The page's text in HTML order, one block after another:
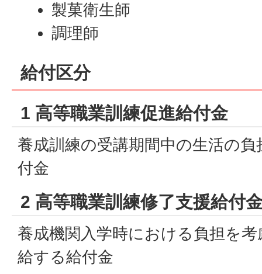
製菓衛生師
調理師
給付区分
1 高等職業訓練促進給付金
養成訓練の受講期間中の生活の
付金
2 高等職業訓練修了支援給付
養成機関入学時における負担を
給する給付金